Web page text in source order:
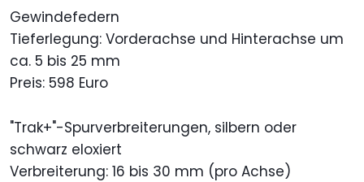
Gewindefedern
Tieferlegung: Vorderachse und Hinterachse um
ca. 5 bis 25 mm
Preis: 598 Euro
"Trak+"-Spurverbreiterungen, silbern oder
schwarz eloxiert
Verbreiterung: 16 bis 30 mm (pro Achse)